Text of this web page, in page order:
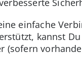
einfache
kannst
(sofern